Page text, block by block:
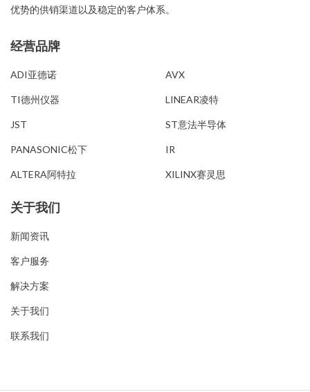
优势的供销渠道以及稳定的客户体系。
经营品牌
ADI亚德诺
TI德州仪器
JST
PANASONIC松下
ALTERA阿特拉
AVX
LINEAR凌特
ST意法半导体
IR
XILINX赛灵思
关于我们
新闻资讯
客户服务
解决方案
关于我们
联系我们